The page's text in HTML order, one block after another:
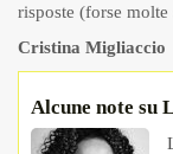
risposte (forse
Cristina Migliaccio
Alcune note su